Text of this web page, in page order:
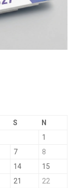
S N
1
7
8
14
15
21
22